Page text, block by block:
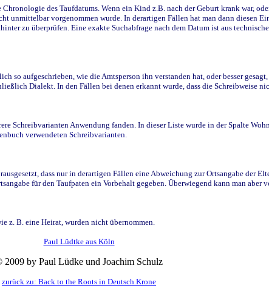
des Taufdatums. Wenn ein Kind z.B. nach der Geburt krank war,
unmittelbar vorgenommen wurde. In derartigen Fällen hat man dann diesen
zu überprüfen. Eine exakte Suchabfrage nach dem Datum ist aus
aufgeschrieben, wie die Amtsperson ihn verstanden hat, oder besser
Dialekt. In den Fällen bei denen erkannt wurde, dass die Schreibweise
Schreibvarianten Anwendung fanden. In dieser Liste wurde in der Spalte
verwendeten Schreibvarianten.
dass nur in derartigen Fällen eine Abweichung zur Ortsangabe der
für den Taufpaten ein Vorbehalt gegeben. Überwiegend kann man aber
z. B. eine Heirat, wurden nicht übernommen.
Paul Lüdtke aus Köln
2009 by Paul Lüdke und Joachim Schulz
zurück zu: Back to the Roots in Deutsch Krone